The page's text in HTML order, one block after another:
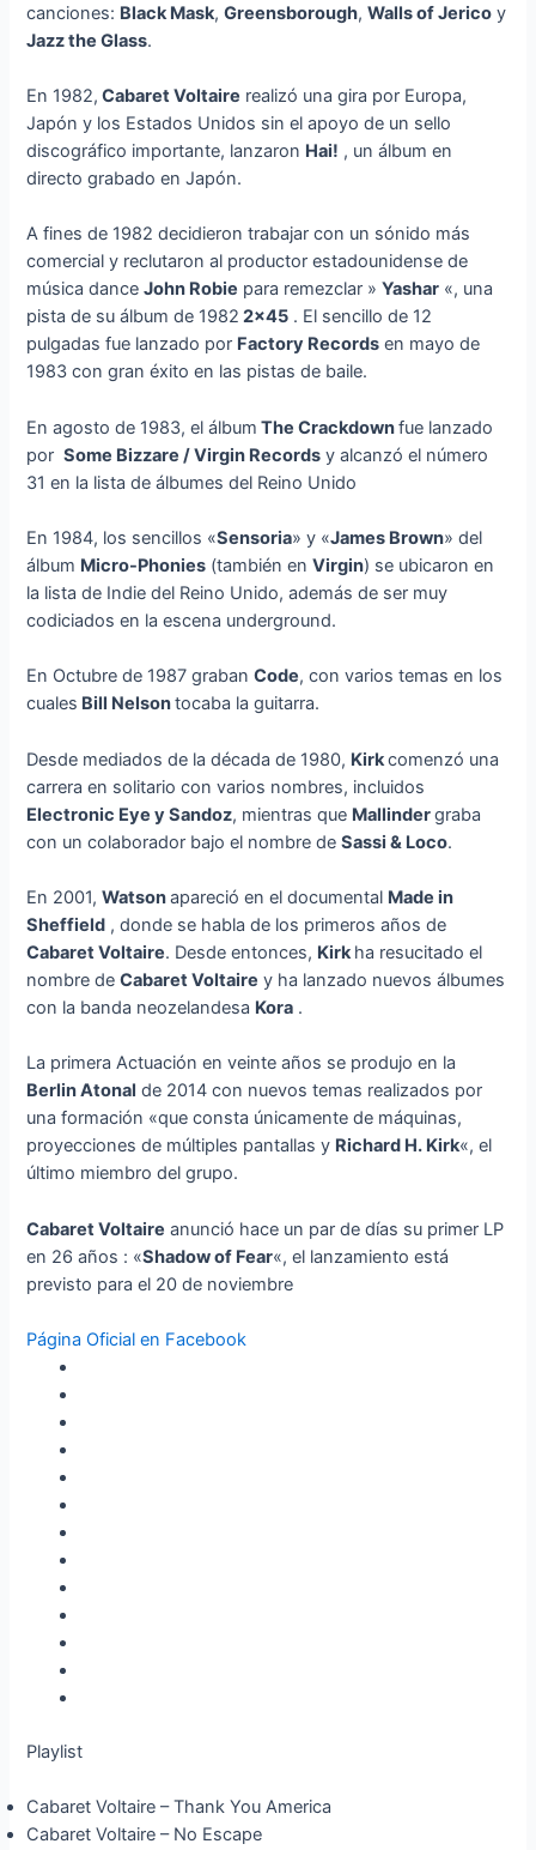
canciones: Black Mask,Greensborough,Walls of Jerico y
Jazz the Glass.
En 1982, Cabaret Voltaire realizó una gira por Europa,
Japón y los Estados Unidos sin el apoyo de un sello
discográfico importante, lanzaron Hai! , un álbum en
directo grabado en Japón.
A fines de 1982 decidieron trabajar con un sónido más
comercial y reclutaron al productor estadounidense de
música danceJohn Robie para remezclar »Yashar «, una
pista de su álbum de 1982 2×45 . El sencillo de 12
pulgadas fue lanzado por Factory Records en mayo de
1983 con gran éxito en las pistas de baile.
En agosto de 1983, el álbum The Crackdownfue lanzado
porSome Bizzare / Virgin Records y alcanzó el número
31 en la lista de álbumes del Reino Unido
En 1984, los sencillos «Sensoria» y «James Brown» del
álbum Micro-Phonies (también enVirgin) se ubicaron en
la lista de Indie del Reino Unido, además de ser muy
codiciados en la escena underground.
En Octubre de 1987 grabanCode, con varios temas en los
cuales Bill Nelsontocaba la guitarra.
Desde mediados de la década de 1980, Kirkcomenzó una
carrera en solitario con varios nombres, incluidos
Electronic Eye y Sandoz, mientras que Mallindergraba
con un colaborador bajo el nombre deSassi & Loco.
En 2001,Watsonapareció en el documental Made in
Sheffield , donde se habla de los primeros años de
Cabaret Voltaire. Desde entonces, Kirkha resucitado el
nombre deCabaret Voltaire y ha lanzado nuevos álbumes
con la banda neozelandesa Kora .
La primera Actuación en veinte años se produjo en la
Berlin Atonal de 2014 con nuevos temas realizados por
una formación «que consta únicamente de máquinas,
proyecciones de múltiples pantallas y Richard H. Kirk«, el
último miembro del grupo.
Cabaret Voltaire anunció hace un par de días su primer LP
en 26 años : «Shadow of Fear«, el lanzamiento está
previsto para el 20 de noviembre
Página Oficial en Facebook
Playlist
Cabaret Voltaire – Thank You America
Cabaret Voltaire – No Escape